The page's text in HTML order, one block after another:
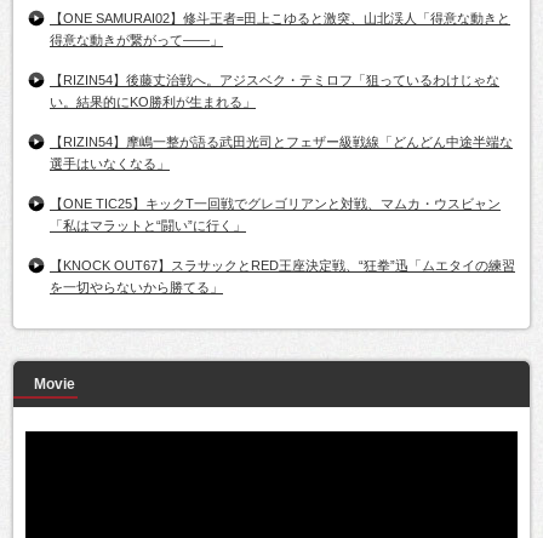
【ONE SAMURAI02】修斗王者=田上こゆると激突、山北渓人「得意な動きと
得意な動きが繋がって――」
【RIZIN54】後藤丈治戦へ。アジスベク・テミロフ「狙っているわけじゃな
い。結果的にKO勝利が生まれる」
【RIZIN54】摩嶋一整が語る武田光司とフェザー級戦線「どんどん中途半端な
選手はいなくなる」
【ONE TIC25】キックT一回戦でグレゴリアンと対戦、マムカ・ウスビャン
「私はマラットと“闘い”に行く」
【KNOCK OUT67】スラサックとRED王座決定戦、“狂拳”迅「ムエタイの練習
を一切やらないから勝てる」
Movie